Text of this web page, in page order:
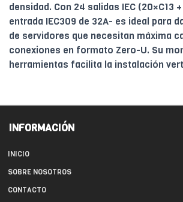
densidad. Con 24 salidas IEC (20×C13
entrada IEC309 de 32A- es ideal para
de servidores que necesitan máxima
conexiones en formato Zero-U. Su
herramientas facilita la instalación
INFORMACIÓN
INICIO
SOBRE NOSOTROS
CONTACTO